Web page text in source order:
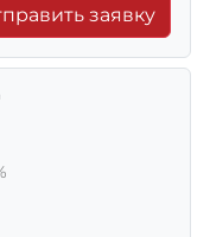
заявку